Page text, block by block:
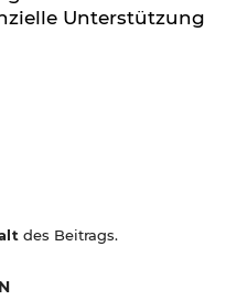
Unterstützung
des Beitrags.